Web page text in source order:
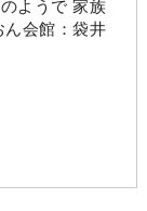
ようで 家族
ん会館：袋井